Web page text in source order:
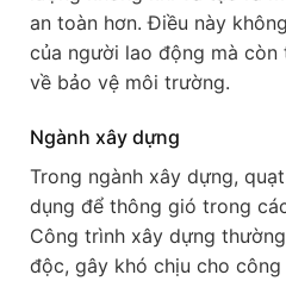
an toàn hơn. Điều này
của người lao động mà
về bảo vệ môi trường.
Ngành xây dựng
Trong ngành xây dựng,
dụng để thông gió trong
Công trình xây dựng
độc, gây khó chịu cho công